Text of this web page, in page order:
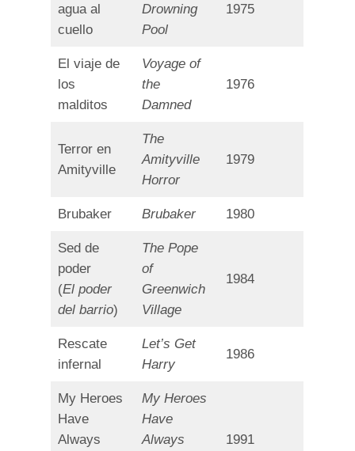
agua al
cuello
Drowning
Pool
1975
El viaje de
los
malditos
Voyage of
the
Damned
1976
Terror en
Amityville
The
Amityville
Horror
1979
Brubaker Brubaker 1980
Sed de
poder
(El poder
del barrio)
The Pope
of
Greenwich
Village
1984
Rescate
infernal
Let’s Get
Harry
1986
My Heroes
Have
Always
My Heroes
Have
Always
1991